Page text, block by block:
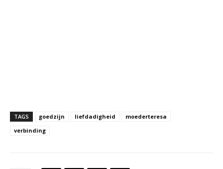
TAGS goedzijn liefdadigheid
moederteresa
verbinding